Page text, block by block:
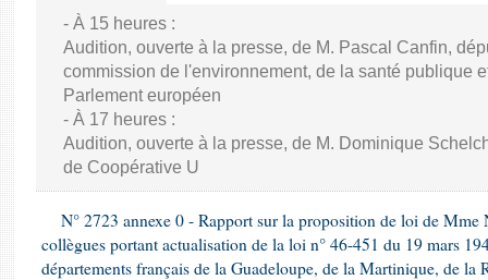
- À 15 heures :
Audition, ouverte à la presse, de M. Pascal Canfin,
commission de l'environnement, de la santé publique
Parlement européen
- À 17 heures :
Audition, ouverte à la presse, de M. Dominique
de Coopérative U
N° 2723 annexe 0 - Rapport sur la proposition de loi de Mme
collègues portant actualisation de la loi n° 46-451 du 19 mars
départements français de la Guadeloupe, de la Martinique, de la